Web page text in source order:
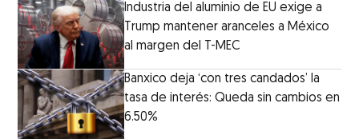
Industria del aluminio de EU exige a
Trump mantener aranceles a México
al margen del T-MEC
Banxico deja ‘con tres candados’ la
tasa de interés: Queda sin cambios en
6.50%